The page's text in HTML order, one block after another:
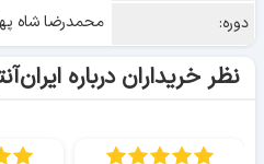
دوره: محمدرضا شاه
نظر خریداران درباره